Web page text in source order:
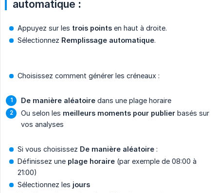
automatique :
Appuyez sur les trois points en haut à droite.
Sélectionnez Remplissage automatique.
Choisissez comment générer les créneaux :
De manière aléatoire dans une plage horaire
Ou selon les meilleurs moments pour publier basés sur
vos analyses
Si vous choisissez De manière aléatoire :
Définissez une plage horaire (par exemple de 08:00 à
21:00)
Sélectionnez les jours